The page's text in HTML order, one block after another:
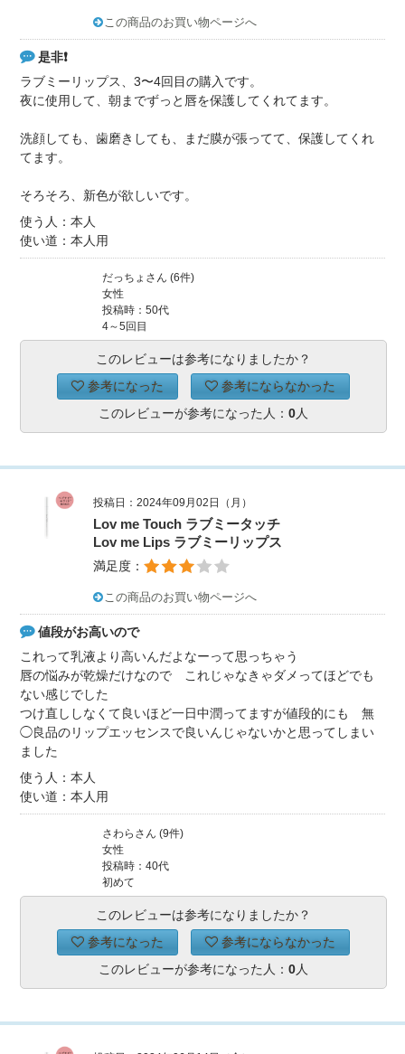
この商品のお買い物ページへ
是非❗️
ラブミーリップス、3〜4回目の購入です。
夜に使用して、朝までずっと唇を保護してくれてます。
洗顔しても、歯磨きしても、まだ膜が張ってて、保護してくれ
てます。
そろそろ、新色が欲しいです。
使う人：本人
使い道：本人用
だっちょさん (6件)
女性
投稿時：50代
4～5回目
このレビューは参考になりましたか？
参考になった
参考にならなかった
このレビューが参考になった人： 0人
投稿日：2024年09月02日（月）
Lov me Touch ラブミータッチ
Lov me Lips ラブミーリップス
満足度：
この商品のお買い物ページへ
値段がお高いので
これって乳液より高いんだよなーって思っちゃう
唇の悩みが乾燥だけなので これじゃなきゃダメってほどでも
ない感じでした
つけ直ししなくて良いほど一日中潤ってますが値段的にも 無
◯良品のリップエッセンスで良いんじゃないかと思ってしまい
ました
使う人：本人
使い道：本人用
さわらさん (9件)
女性
投稿時：40代
初めて
このレビューは参考になりましたか？
参考になった
参考にならなかった
このレビューが参考になった人： 0人